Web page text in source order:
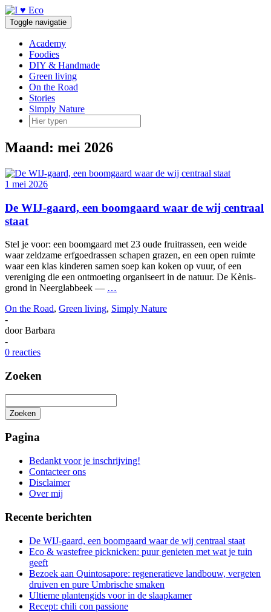
Doorgaan
naar
inhoud
Toggle navigatie
Academy
Foodies
DIY & Handmade
Green living
On the Road
Stories
Simply Nature
Maand: mei 2026
1 mei 2026
De WIJ-gaard, een boomgaard waar de wij centraal
staat
Stel je voor: een boomgaard met 23 oude fruitrassen, een weide
waar zeldzame erfgoedrassen schapen grazen, en een open ruimte
waar een klas kinderen samen soep kan koken op vuur, of een
vereniging die een ontmoeting organiseert in de natuur. De Kènis-
grond in Neerglabbeek — …
On the Road, Green living, Simply Nature
-
doorBarbara
-
0 reacties
Zoeken
Zoeken
zoeken
Pagina
Bedankt voor je inschrijving!
Contacteer ons
Disclaimer
Over mij
Recente berichten
De WIJ-gaard, een boomgaard waar de wij centraal staat
Eco & wastefree picknicken: puur genieten met wat je tuin
geeft
Bezoek aan Quintosapore: regeneratieve landbouw, vergeten
druiven en pure Umbrische smaken
Ultieme plantengids voor in de slaapkamer
Recept: chili con passione